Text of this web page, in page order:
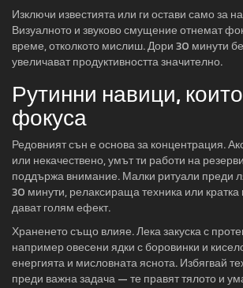
Изключи известията или ги остави само за
Визуалното и звуково смущение отнемат
време, отколкото мислиш. Дори 30 минути
увеличават продуктивността значително.
Рутинни навици,
фокуса
Редовният сън е основа за концентрация.
или некачествено, умът ти работи на
поддържа внимание. Малки ритуали преди
30 минути, релаксираща техника или
дават голям ефект.
Храненето също влияе. Лека закуска с
например овесени ядки с боровинки и
енергията и мисловната яснота. Избягвай
преди важна задача — те правят тялото и